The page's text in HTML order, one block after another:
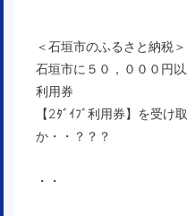
＜石垣市のふるさと納税
石垣市に５０，０００円
利用券
【2ﾀﾞｲﾌﾞ利用券】を受け
か・・？？？
・・